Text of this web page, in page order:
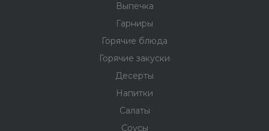
Выпечка
Гарниры
Горячие блюда
Горячие закуски
Десерты
Напитки
Салаты
Соусы